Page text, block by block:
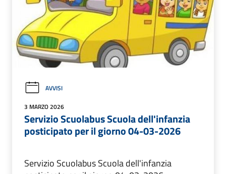
AVVISI
3 MARZO 2026
Servizio Scuolabus Scuola dell'infanzia
posticipato per il giorno 04-03-2026
Servizio Scuolabus Scuola dell'infanzia